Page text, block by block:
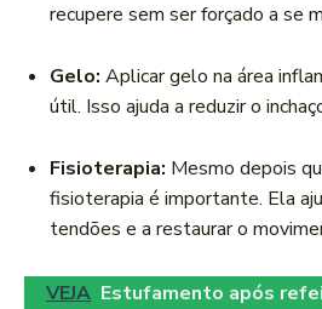
recupere sem ser forçado a se
Gelo: Aplicar gelo na área
útil. Isso ajuda a reduzir o
Fisioterapia: Mesmo depois
fisioterapia é importante. Ela
tendões e a restaurar o
VEJA Estufamento após